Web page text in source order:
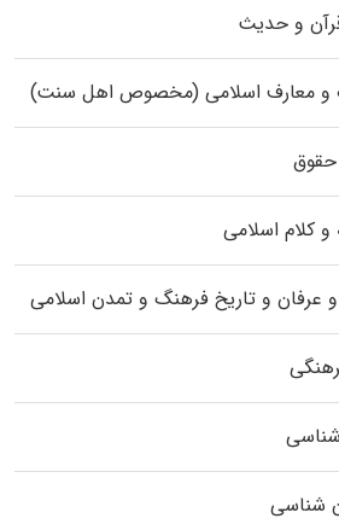
و حدیث
و معارف اسلامی (مخصوص اهل سنت)
حقوق
کلام اسلامی
عرفان و تاریخ فرهنگ و تمدن اسلامی
شناسی